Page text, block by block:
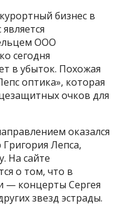
бизнес в
ООО
сегодня
в убыток. Похожая
оптика», которая
очков для
оказался
Лепса,
На сайте
о том, что в
— концерты Сергея
звезд эстрады.